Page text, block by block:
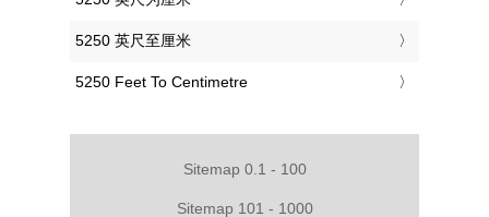
‎5250 英尺至厘米
‎5250 Feet To Centimetre
Sitemap 0.1 - 100
Sitemap 101 - 1000